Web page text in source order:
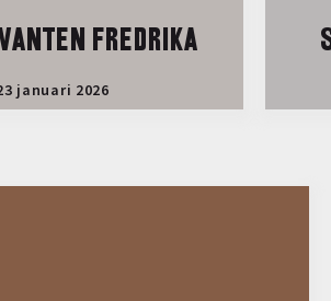
FREDRIKA
januari 2026